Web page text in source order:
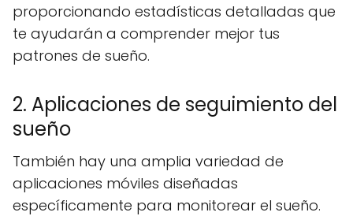
proporcionando estadísticas detalladas que
te ayudarán a comprender mejor tus
patrones de sueño.
2. Aplicaciones de seguimiento del
sueño
También hay una amplia variedad de
aplicaciones móviles diseñadas
específicamente para monitorear el sueño.